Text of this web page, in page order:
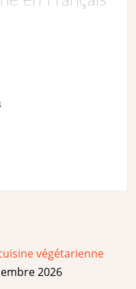
végétarienne
2026